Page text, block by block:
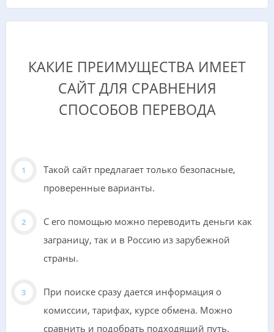
КАКИЕ ПРЕИМУЩЕСТВА ИМЕЕТ
САЙТ ДЛЯ СРАВНЕНИЯ
СПОСОБОВ ПЕРЕВОДА
Такой сайт предлагает только безопасные,
проверенные варианты.
С его помощью можно переводить деньги как
заграницу, так и в Россию из зарубежной
страны.
При поиске сразу дается информация о
комиссии, тарифах, курсе обмена. Можно
сравнить и подобрать подходящий путь.